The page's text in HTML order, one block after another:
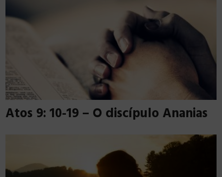
Atos 9: 10-19 – O discípulo Ananias